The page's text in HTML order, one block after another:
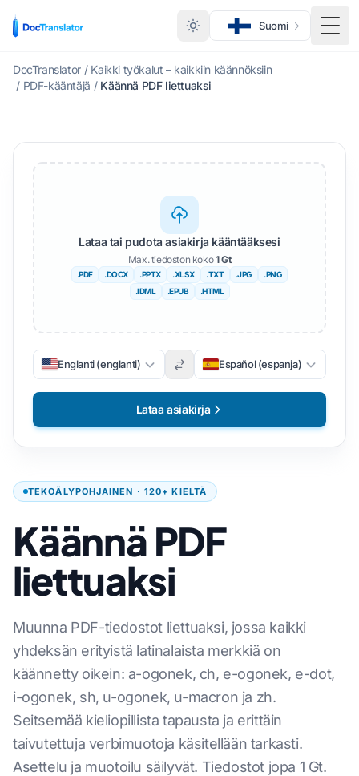
Suomi
DocTranslator / Kaikki työkalut – kaikkiin käännöksiin
/ PDF-kääntäjä / Käännä PDF liettuaksi
TEKOÄLYPOHJAINEN · 120+ KIELTÄ
Käännä PDF
liettuaksi
Muunna PDF-tiedostot liettuaksi, jossa kaikki
yhdeksän erityistä latinalaista merkkiä on
käännetty oikein: a-ogonek, ch, e-ogonek, e-dot,
i-ogonek, sh, u-ogonek, u-macron ja zh.
Seitsemää kieliopillista tapausta ja erittäin
taivutettuja verbimuotoja käsitellään tarkasti.
Asettelu ja muotoilu säilyvät. Tiedostot jopa 1 Gt.
Lataa tai pudota asiakirja kääntääksesi
Max. tiedoston koko1 Gt
.PDF .DOCX .PPTX .XLSX .TXT .JPG
.PNG
.IDML
.EPUB .HTML
Englanti (englanti) Español (espanja)
Lataa asiakirja